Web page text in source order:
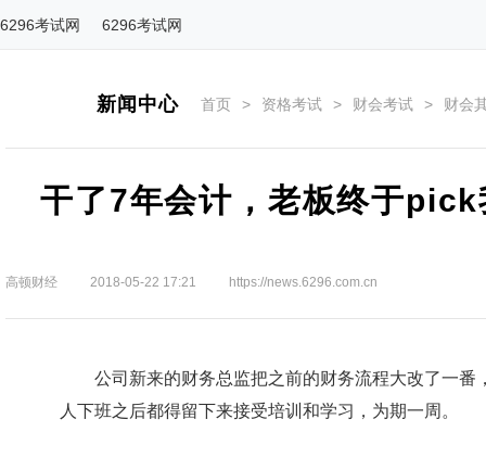
6296考试网 6296考试网
新闻中心 首页 > 资格考试 > 财会考试 > 财会
干了7年会计，老板终于
高顿财经 2018-05-22 17:21 https://news.6296.com.cn
公司新来的财务总监把之前的财务流程大改了一番
人下班之后都得留下来接受培训和学习，为期一周。